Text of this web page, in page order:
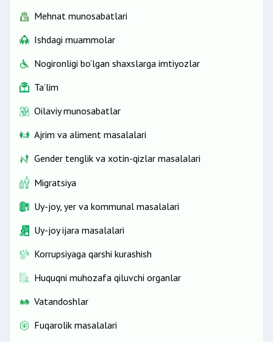
Mehnat munosabatlari
Ishdagi muammolar
Nogironligi bo‘lgan shaxslarga imtiyozlar
Ta’lim
Oilaviy munosabatlar
Ajrim va aliment masalalari
Gender tenglik va xotin-qizlar masalalari
Migratsiya
Uy-joy, yer va kommunal masalalari
Uy-joy ijara masalalari
Korrupsiyaga qarshi kurashish
Huquqni muhozafa qiluvchi organlar
Vatandoshlar
Fuqarolik masalalari